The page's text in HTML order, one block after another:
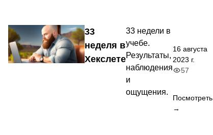
33
неделя в
Хекслете
33 недели в
учебе.
Результаты,
наблюдения
и
ощущения.
16 августа
2023 г.
57
Посмотреть
→